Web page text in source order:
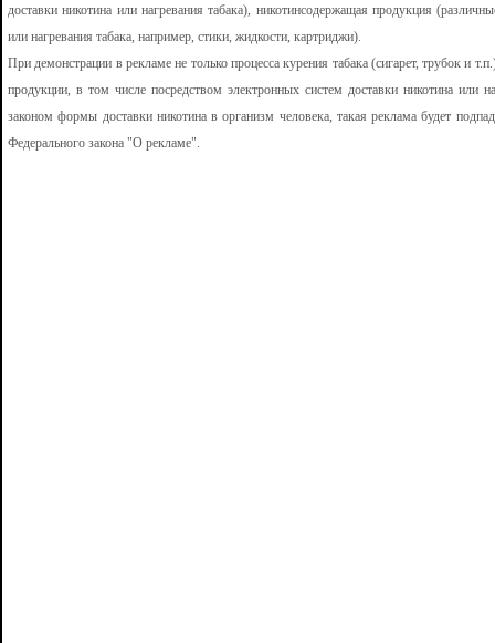
доставки никотина или нагревания табака), никотинсодержащая продукция
или нагревания табака, например, стики, жидкости, картриджи).
При демонстрации в рекламе не только процесса курения табака (сигарет, трубок и
продукции, в том числе посредством электронных систем доставки никотина или
законом формы доставки никотина в организм человека, такая реклама будет
Федерального закона "О рекламе".